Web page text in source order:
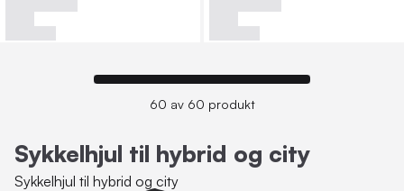
60 av 60 produkt
Sykkelhjul til hybrid og city
Sykkelhjul til hybrid og city